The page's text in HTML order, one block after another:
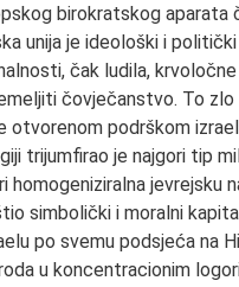
birokratskog aparata
unija je ideološki i
čak ludila,
čovječanstvo. To
otvorenom podrškom
trijumfirao je najgori tip
jevrejsku
simbolički i moralni
po svemu podsjeća na
u koncentracionim